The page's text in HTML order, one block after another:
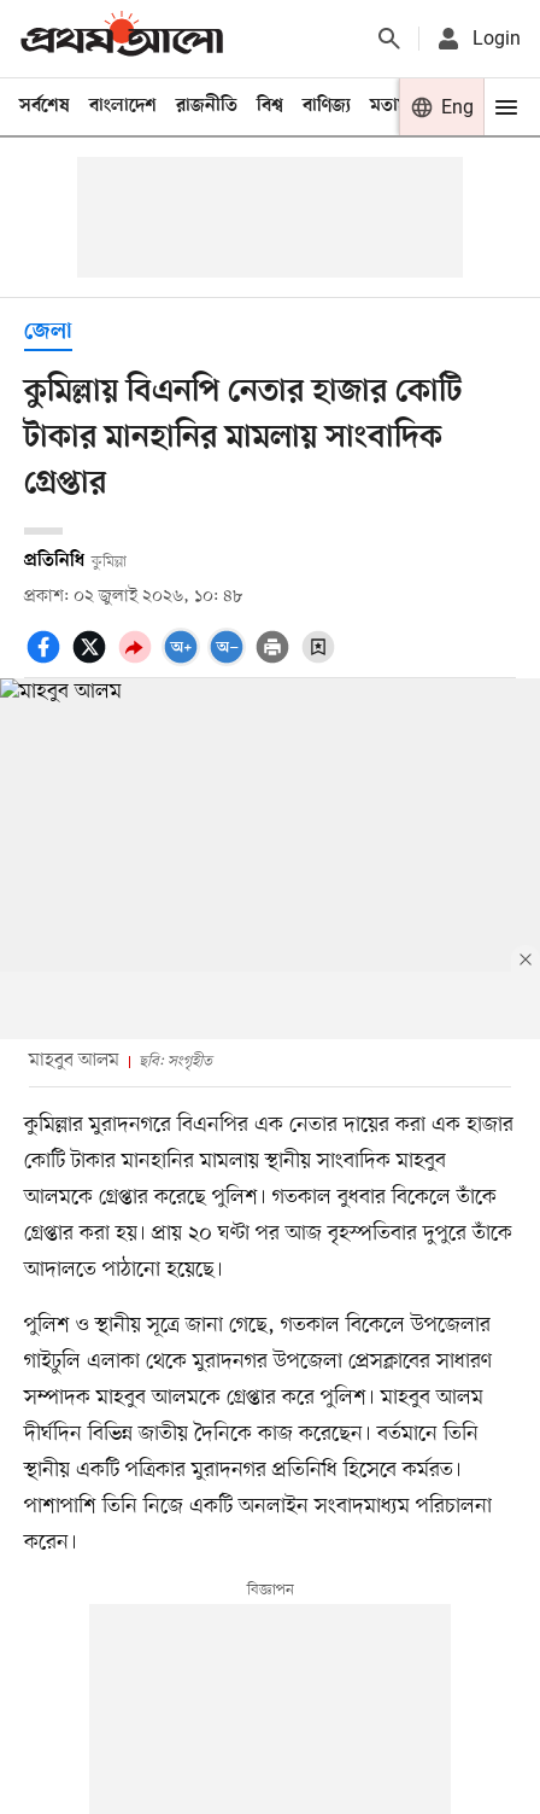
Login
সর্বশেষ বাংলাদেশ রাজনীতি বিশ্ব বাণিজ্য মতামত খেলা
Eng
জেলা
কুমিল্লায় বিএনপি নেতার হাজার কোটি
টাকার মানহানির মামলায় সাংবাদিক
গ্রেপ্তার
প্রতিনিধি কুমিল্লা
প্রকাশ: ০২ জুলাই ২০২৬, ১০: ৪৮
মাহবুব আলম ছবি: সংগৃহীত
কুমিল্লার মুরাদনগরে বিএনপির এক নেতার দায়ের করা এক হাজার
কোটি টাকার মানহানির মামলায় স্থানীয় সাংবাদিক মাহবুব
আলমকে গ্রেপ্তার করেছে পুলিশ। গতকাল বুধবার বিকেলে তাঁকে
গ্রেপ্তার করা হয়। প্রায় ২০ ঘণ্টা পর আজ বৃহস্পতিবার দুপুরে তাঁকে
আদালতে পাঠানো হয়েছে।
পুলিশ ও স্থানীয় সূত্রে জানা গেছে, গতকাল বিকেলে উপজেলার
গাইঢুলি এলাকা থেকে মুরাদনগর উপজেলা প্রেসক্লাবের সাধারণ
সম্পাদক মাহবুব আলমকে গ্রেপ্তার করে পুলিশ। মাহবুব আলম
দীর্ঘদিন বিভিন্ন জাতীয় দৈনিকে কাজ করেছেন। বর্তমানে তিনি
স্থানীয় একটি পত্রিকার মুরাদনগর প্রতিনিধি হিসেবে কর্মরত।
পাশাপাশি তিনি নিজে একটি অনলাইন সংবাদমাধ্যম পরিচালনা
করেন।